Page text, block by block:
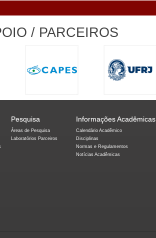
/ PARCEIROS
Pesquisa
Áreas de Pesquisa
Laboratórios Parceiros
Informações Acadêmicas
Calendário Acadêmico
Disciplinas
Normas e Regulamentos
Notícias Acadêmicas